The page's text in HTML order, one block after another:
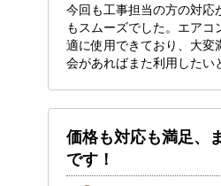
今回も工事担当の方の対応
もスムーズでした。エアコ
適に使用できており、大変
会があればまた利用したい
価格も対応も満足、
です！